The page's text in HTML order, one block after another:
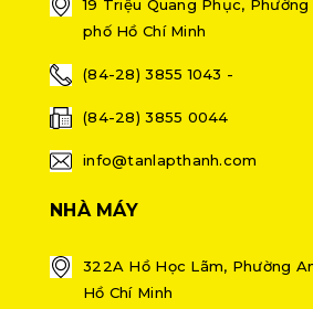
19 Triệu Quang Phục, Phường
phố Hồ Chí Minh
(84-28) 3855 1043 -
(84-28) 3855 0044
info@tanlapthanh.com
NHÀ MÁY
322A Hồ Học Lãm, Phường
Hồ Chí Minh